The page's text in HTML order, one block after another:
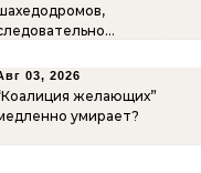
03, 2026
желающих”
умирает?